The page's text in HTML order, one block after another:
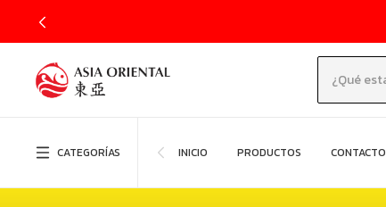
CATEGORÍAS INICIO PRODUCTOS CONTACTO